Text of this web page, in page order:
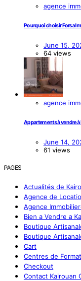
agence
Pourquoi choisir Forsa
June 15,
64 views
agence
Appartements à vendre
June 14,
61 views
PAGES
Actualités de
Agence de
Agence
Bien a Vendre a
Boutique
Boutique
Cart
Centres de
Checkout
Contact Kairouan